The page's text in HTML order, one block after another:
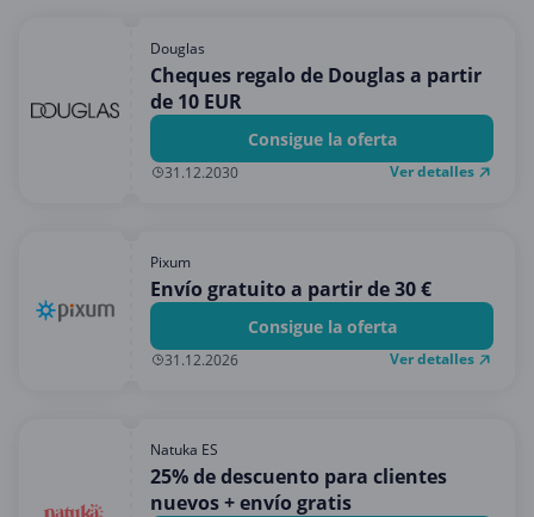
Douglas
Cheques regalo de Douglas a partir
de 10 EUR
Consigue la oferta
31.12.2030 Ver detalles
Pixum
Envío gratuito a partir de 30 €
Consigue la oferta
31.12.2026 Ver detalles
Natuka ES
25% de descuento para clientes
nuevos + envío gratis